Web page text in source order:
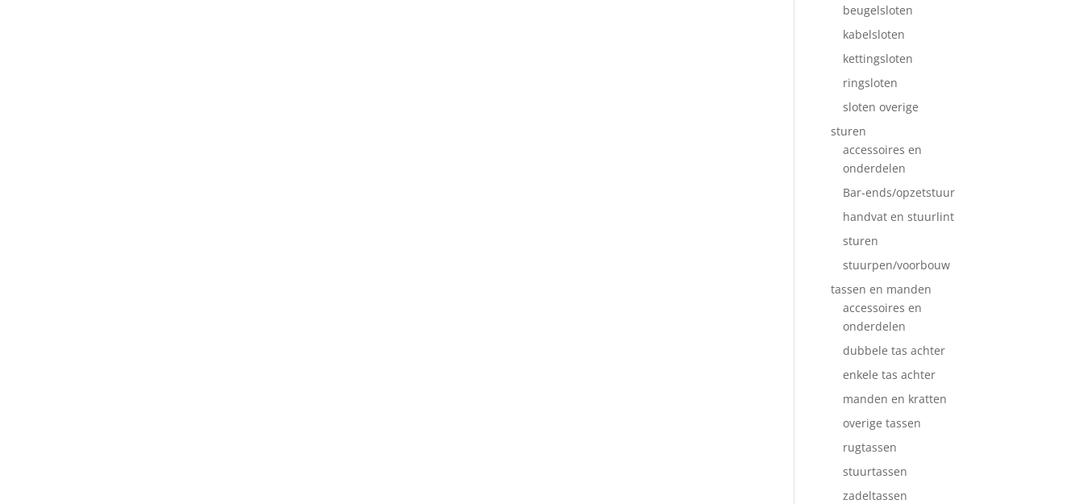
beugelsloten
kabelsloten
kettingsloten
ringsloten
sloten overige
sturen
accessoires en
onderdelen
Bar-ends/opzetstuur
handvat en stuurlint
sturen
stuurpen/voorbouw
tassen en manden
accessoires en
onderdelen
dubbele tas achter
enkele tas achter
manden en kratten
overige tassen
rugtassen
stuurtassen
zadeltassen